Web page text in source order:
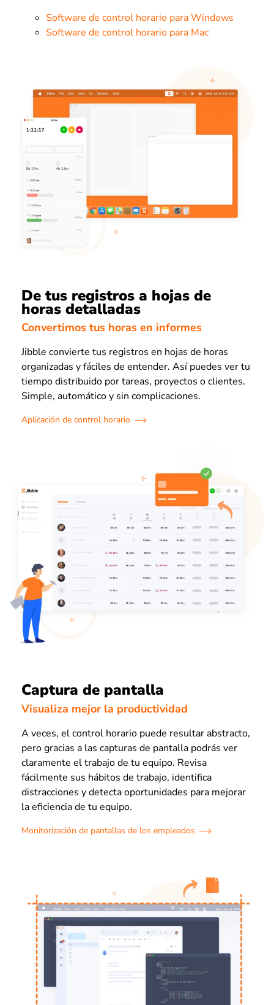
Software de control horario para Windows
Software de control horario para Mac
De tus registros a hojas de
horas detalladas
Convertimos tus horas en informes
Jibble convierte tus registros en hojas de horas
organizadas y fáciles de entender. Así puedes ver tu
tiempo distribuido por tareas, proyectos o clientes.
Simple, automático y sin complicaciones.
Aplicación de control horario
Captura de pantalla
Visualiza mejor la productividad
A veces, el control horario puede resultar abstracto,
pero gracias a las capturas de pantalla podrás ver
claramente el trabajo de tu equipo. Revisa
fácilmente sus hábitos de trabajo, identifica
distracciones y detecta oportunidades para mejorar
la eficiencia de tu equipo.
Monitorización de pantallas de los empleados